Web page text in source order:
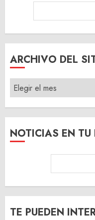
ARCHIVO DEL
ARCHIVO
DEL
SITIO
NOTICIAS EN TU
TE PUEDEN